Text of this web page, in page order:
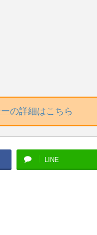
の詳細はこちら
LINE